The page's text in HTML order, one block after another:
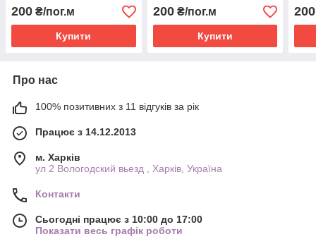
200 ₴/пог.м
Купити
200₴/пог.м
Купити
200
Про нас
100% позитивних з 11 відгуків за рік
Працює з 14.12.2013
м. Харків
ул 2 Вологодский вьезд , Харків, Україна
Контакти
Сьогодні працює з 10:00 до 17:00
Показати весь графік роботи